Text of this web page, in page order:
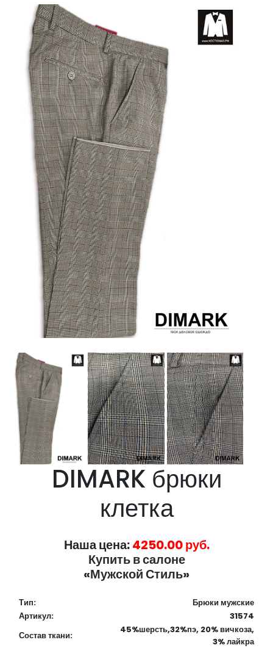
DIMARK брюки
клетка
Наша цена:4250.00 руб.
Купить в салоне
«Мужской Стиль»
Тип:
Брюки мужские
Артикул:
31574
Состав ткани:
45%шерсть,32%пэ, 20% вичкоза,
3% лайкра